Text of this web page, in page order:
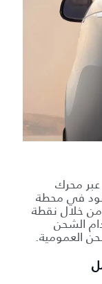
عبر محرك
في محطة
من خلال نقطة
الشحن
العمومية.